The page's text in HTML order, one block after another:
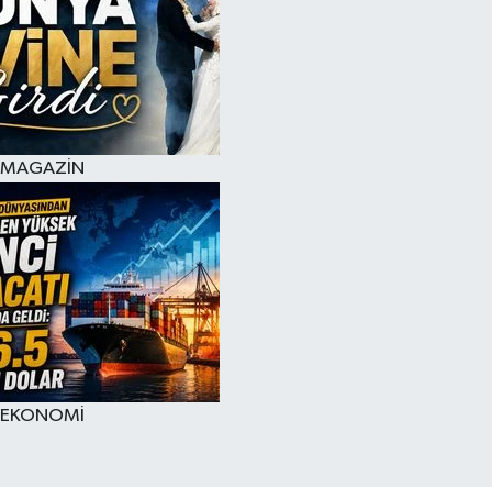
MAGAZİN
EKONOMİ